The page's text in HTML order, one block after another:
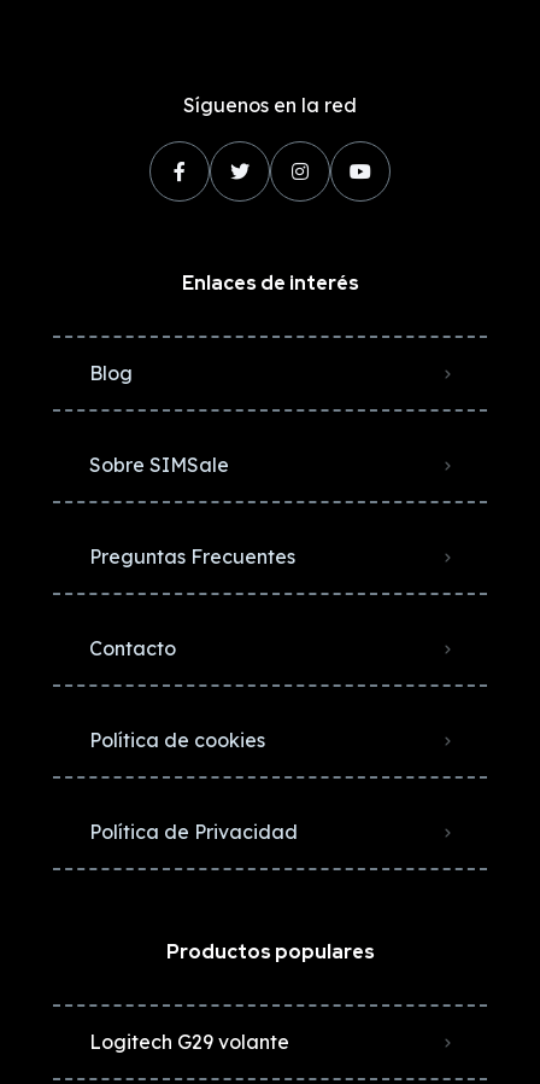
Síguenos en la red
Enlaces de interés
Blog
Sobre SIMSale
Preguntas Frecuentes
Contacto
Política de cookies
Política de Privacidad
Productos populares
Logitech G29 volante